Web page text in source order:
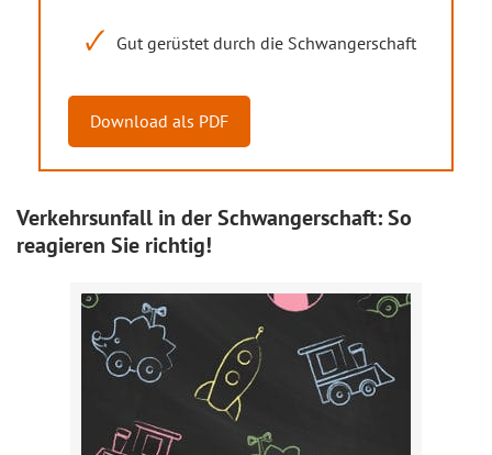
Gut gerüstet durch die Schwangerschaft
Download als PDF
Verkehrsunfall in der Schwangerschaft: So
reagieren Sie richtig!